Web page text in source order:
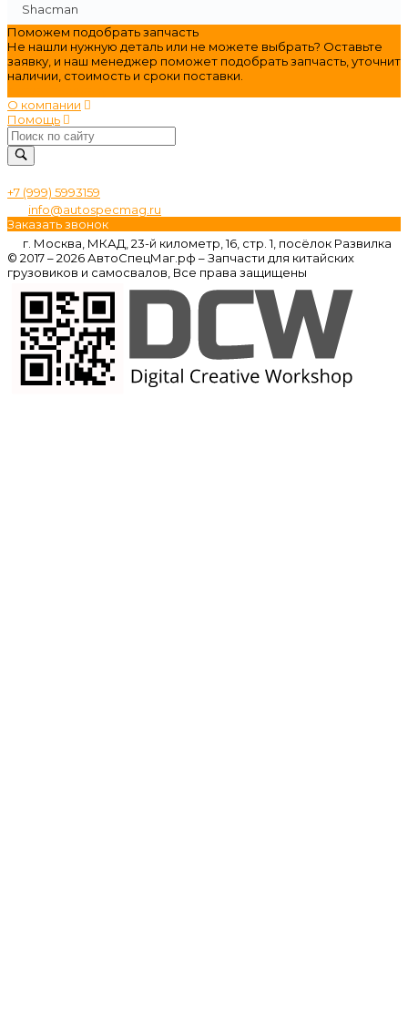
Shacman
Поможем подобрать запчасть
Не нашли нужную деталь или не можете выбрать? Оставьте
заявку, и наш менеджер поможет подобрать запчасть, уточнит
наличии, стоимость и сроки поставки.
О компании
Помощь
+7 (999) 5993159
info@autospecmag.ru
Заказать звонок
г. Москва, МКАД, 23-й километр, 16, стр. 1, посёлок Развилка
© 2017 – 2026 АвтоСпецМаг.рф – Запчасти для китайских
грузовиков и самосвалов, Все права защищены